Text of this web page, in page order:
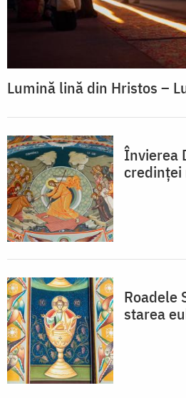
Lumină lină din Hristos –
Învierea
credinței
Roadele
starea